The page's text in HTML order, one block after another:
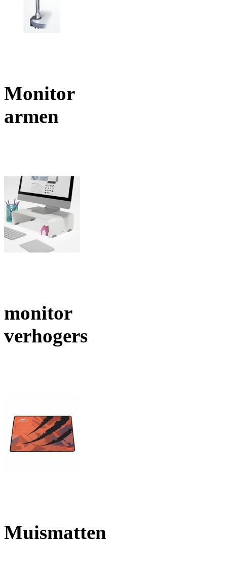
Monitor
armen
monitor
verhogers
Muismatten